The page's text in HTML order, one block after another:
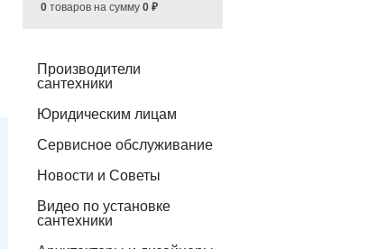
0 товаров на сумму 0 ₽
Производители
сантехники
Юридическим лицам
Сервисное обслуживание
Новости и Советы
Видео по установке
сантехники